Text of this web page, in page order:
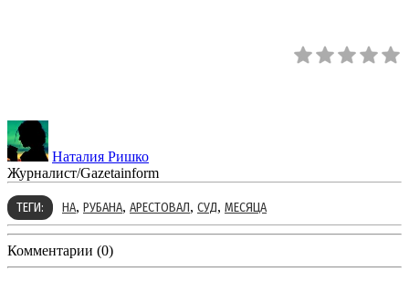
Наталия Ришко
Журналист/Gazetainform
ТЕГИ: НА, РУБАНА, АРЕСТОВАЛ, СУД, МЕСЯЦА
Комментарии (0)